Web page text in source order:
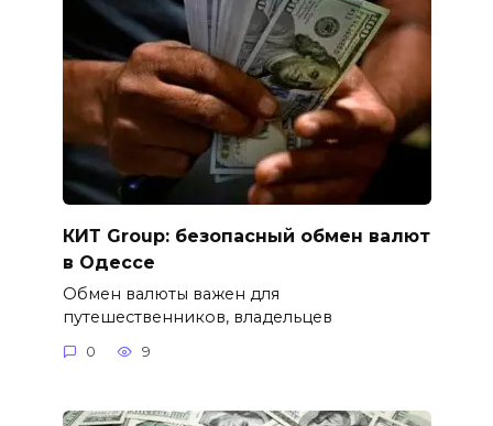
КИТ Group: безопасный обмен валют
в Одессе
Обмен валюты важен для
путешественников, владельцев
0 9